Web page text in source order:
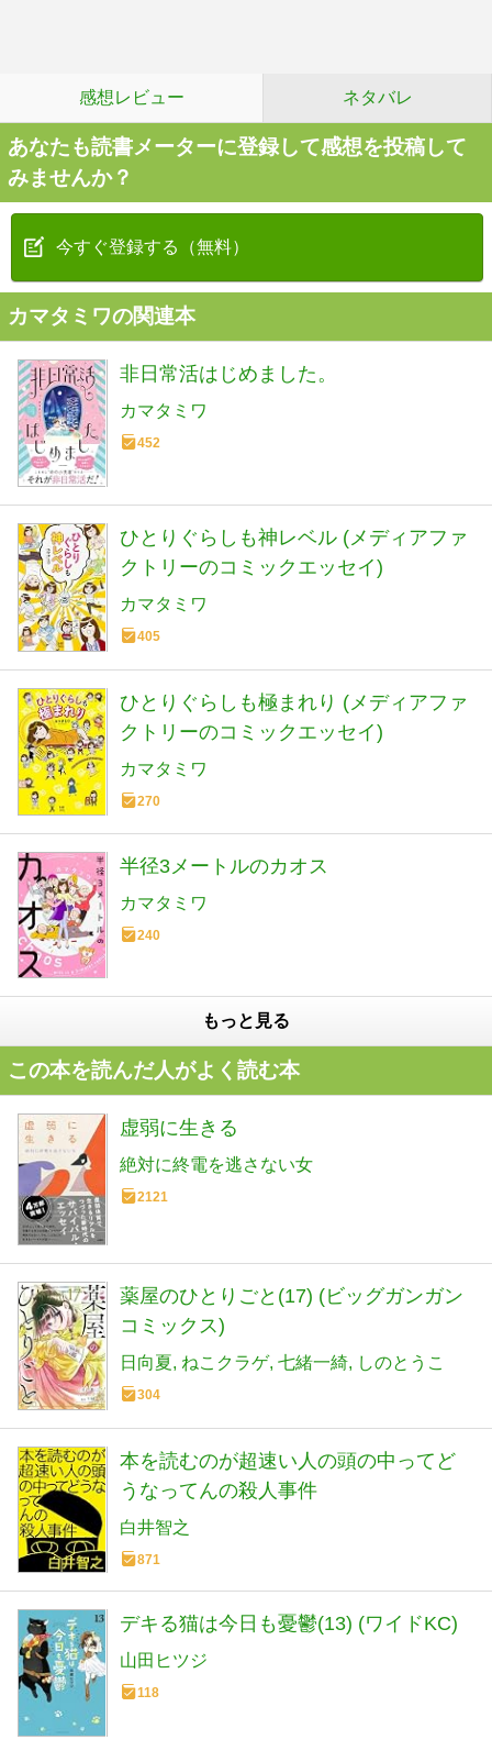
感想レビュー ネタバレ
あなたも読書メーターに登録して感想を投稿して
みませんか？
今すぐ登録する（無料）
カマタミワの関連本
非日常活はじめました。
カマタミワ
452
ひとりぐらしも神レベル (メディアファ
クトリーのコミックエッセイ)
カマタミワ
405
ひとりぐらしも極まれり (メディアファ
クトリーのコミックエッセイ)
カマタミワ
270
半径3メートルのカオス
カマタミワ
240
もっと見る
この本を読んだ人がよく読む本
虚弱に生きる
絶対に終電を逃さない女
2121
薬屋のひとりごと(17) (ビッグガンガン
コミックス)
日向夏 ねこクラゲ 七緒一綺 しのとうこ
304
本を読むのが超速い人の頭の中ってど
うなってんの殺人事件
白井智之
871
デキる猫は今日も憂鬱(13) (ワイドKC)
山田ヒツジ
118